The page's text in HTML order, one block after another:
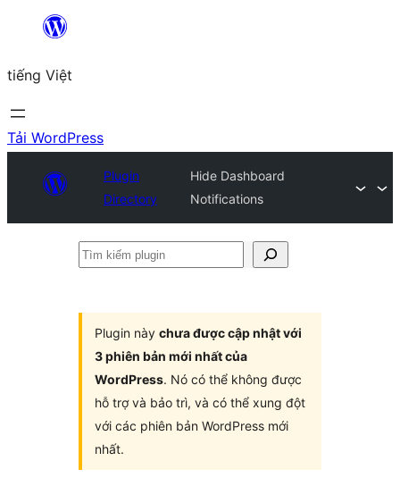
Chuyển
phần
nội
dung
tiếng Việt
Tải WordPress
Plugin
Directory
Hide Dashboard
Notifications
Tìm
Plugin này chưa được cập nhật với
3 phiên bản mới nhất của
WordPress. Nó có thể không được
hỗ trợ và bảo trì, và có thể xung đột
với các phiên bản WordPress mới
nhất.